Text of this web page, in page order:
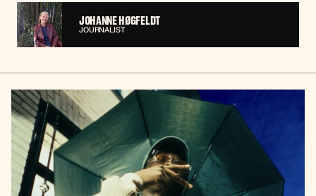
JOHANNE HØGFELDT
JOURNALIST